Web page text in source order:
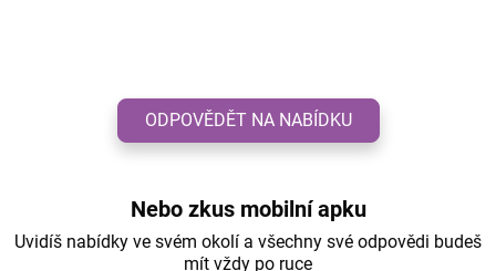
ODPOVĚDĚT NA NABÍDKU
Nebo zkus mobilní apku
Uvidíš nabídky ve svém okolí a všechny své odpovědi budeš
mít vždy po ruce